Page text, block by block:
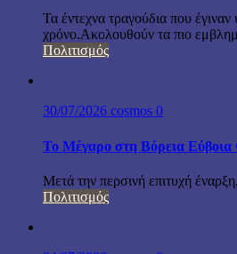
Τα έντεχνα τραγούδια που
χρόνο.Ακολουθούν τα πιο
Πολιτισμός
30/07/2026 cosmos 0
Το Μέγαρο στη Βόρεια Εύβοια
Μετά την περσινή επιτυχή
Πολιτισμός